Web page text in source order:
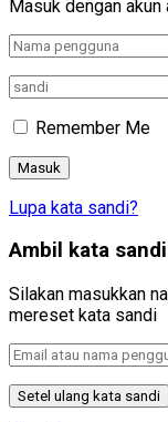
Masuk dengan akun
Remember Me
Lupa kata sandi?
Ambil kata
Silakan masukkan
mereset kata sandi